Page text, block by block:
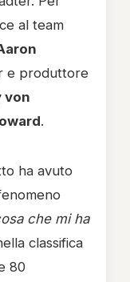
al team
e produttore
von
.
ha avuto
che mi ha
classifica
80